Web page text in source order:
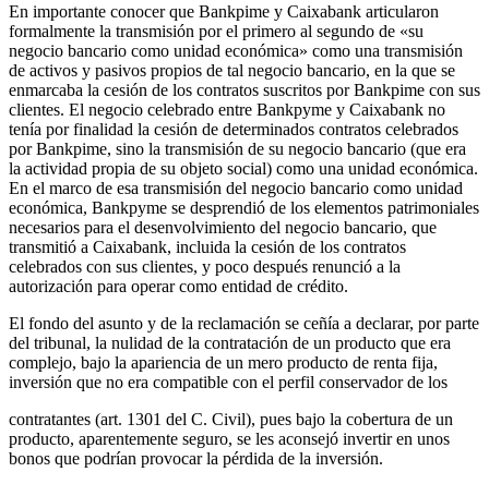
En importante conocer que Bankpime y Caixabank articularon
formalmente la transmisión por el primero al segundo de «su
negocio bancario como unidad económica» como una transmisión
de activos y pasivos propios de tal negocio bancario, en la que se
enmarcaba la cesión de los contratos suscritos por Bankpime con sus
clientes. El negocio celebrado entre Bankpyme y Caixabank no
tenía por finalidad la cesión de determinados contratos celebrados
por Bankpime, sino la transmisión de su negocio bancario (que era
la actividad propia de su objeto social) como una unidad económica.
En el marco de esa transmisión del negocio bancario como unidad
económica, Bankpyme se desprendió de los elementos patrimoniales
necesarios para el desenvolvimiento del negocio bancario, que
transmitió a Caixabank, incluida la cesión de los contratos
celebrados con sus clientes, y poco después renunció a la
autorización para operar como entidad de crédito.
El fondo del asunto y de la reclamación se ceñía a declarar, por parte
del tribunal, la nulidad de la contratación de un producto que era
complejo, bajo la apariencia de un mero producto de renta fija,
inversión que no era compatible con el perfil conservador de los
contratantes (art. 1301 del C. Civil), pues bajo la cobertura de un
producto, aparentemente seguro, se les aconsejó invertir en unos
bonos que podrían provocar la pérdida de la inversión.